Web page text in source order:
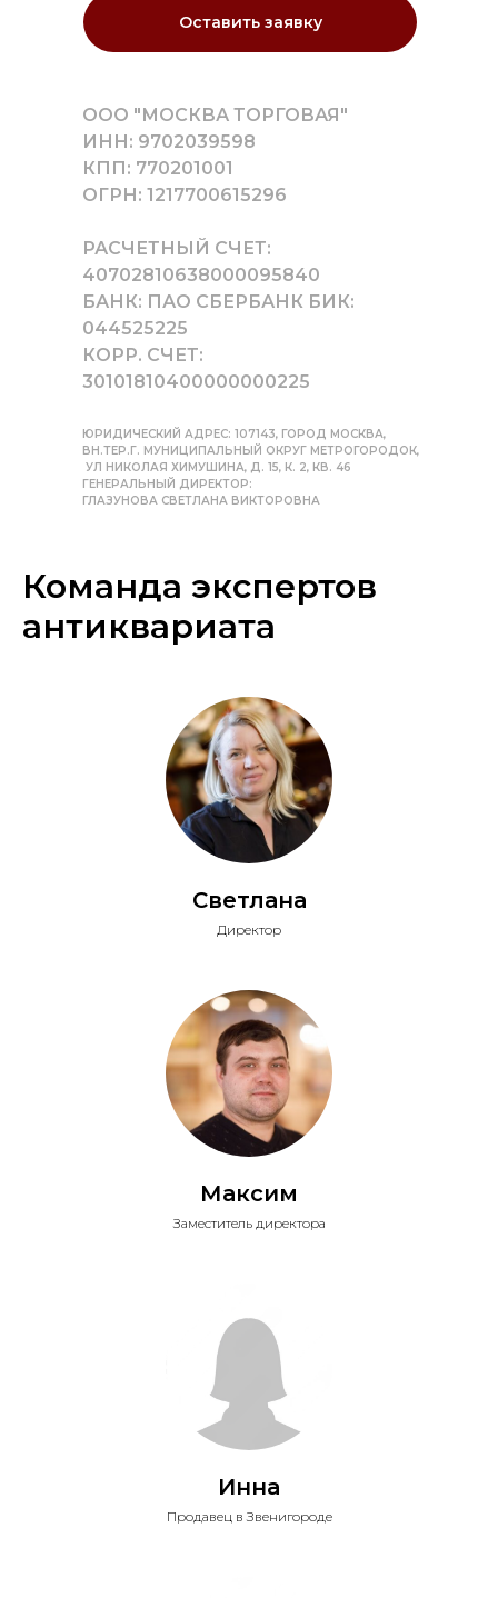
Оставить заявку
ООО "МОСКВА ТОРГОВАЯ"
ИНН: 9702039598
КПП: 770201001
ОГРН: 1217700615296
РАСЧЕТНЫЙ СЧЕТ:
40702810638000095840
БАНК: ПАО СБЕРБАНК БИК:
044525225
КОРР. СЧЕТ:
30101810400000000225
ЮРИДИЧЕСКИЙ АДРЕС: 107143, ГОРОД МОСКВА,
ВН.ТЕР.Г. МУНИЦИПАЛЬНЫЙ ОКРУГ МЕТРОГОРОДОК,
УЛ НИКОЛАЯ ХИМУШИНА, Д. 15, К. 2, КВ. 46
ГЕНЕРАЛЬНЫЙ ДИРЕКТОР:
ГЛАЗУНОВА СВЕТЛАНА ВИКТОРОВНА
Команда экспертов
антиквариата
Светлана
Директор
Максим
Заместитель директора
Инна
Продавец в Звенигороде